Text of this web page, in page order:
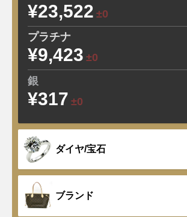
¥23,522 ±0
プラチナ
¥9,423 ±0
銀
¥317 ±0
ダイヤ/宝石
ブランド